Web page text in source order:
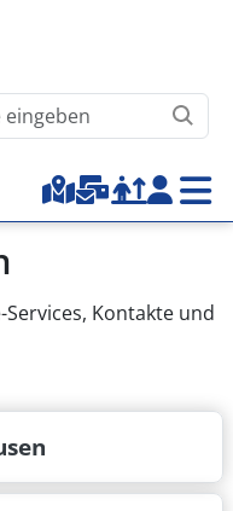
Top-Menu
Kontakte und